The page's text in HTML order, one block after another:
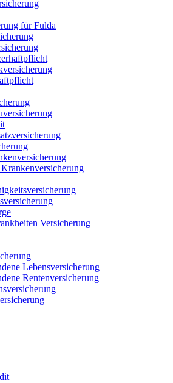
für Fulda
Versicherung
Lebensversicherung
Rentenversicherung